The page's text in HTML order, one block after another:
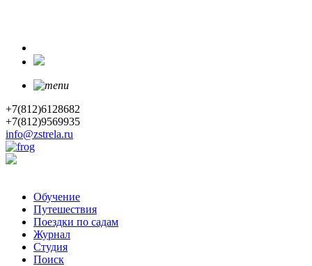
+7(812)6128682
+7(812)9569935
info@zstrela.ru
Обучение
Путешествия
Поездки по садам
Журнал
Студия
Поиск